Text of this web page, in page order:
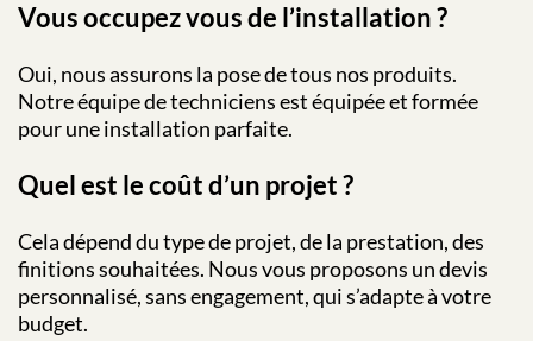
Vous occupez vous de l’installation ?
Oui, nous assurons la pose de tous nos produits.
Notre équipe de techniciens est équipée et formée
pour une installation parfaite.
Quel est le coût d’un projet ?
Cela dépend du type de projet, de la prestation, des
finitions souhaitées. Nous vous proposons un devis
personnalisé, sans engagement, qui s’adapte à votre
budget.